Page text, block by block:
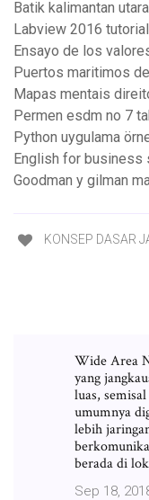
Batik kalimantan utara
Labview 2016
Ensayo de los
Puertos maritimos
Mapas mentais
Permen esdm no 7
Python uygulama
English for
Goodman y gilman
KONSEP DASAR
Wide Area
yang
luas,
umumnya
lebih
berada di
Sep 18,